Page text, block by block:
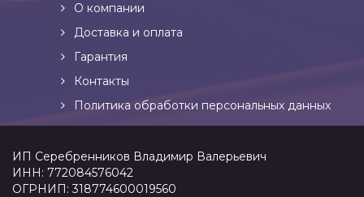
О компании
Доставка и оплата
Гарантия
Контакты
Политика обработки персональных данных
ИП Серебренников Владимир Валерьевич
ИНН: 772084576042
ОГРНИП: 318774600019560